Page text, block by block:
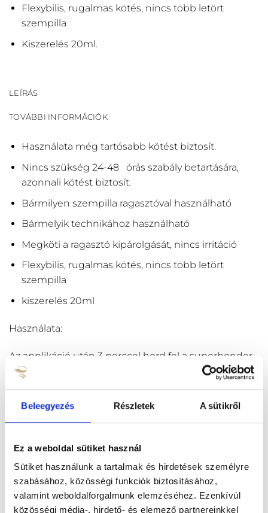
Beleegyezés Részletek A sütikről
Ez a weboldal sütiket használ
Sütiket használunk a tartalmak és hirdetések személyre
szabásához, közösségi funkciók biztosításához,
valamint weboldalforgalmunk elemzéséhez. Ezenkívül
közösségi média-, hirdető- és elemező partnereinkkel
Flexybilis, rugalmas kötés, nincs több letört
szempilla
Kiszerelés 20ml.
LEÍRÁS
TOVÁBBI INFORMÁCIÓK
Használata még tartósabb kötést biztosít.
Nincs szükség 24-48 órás szabály betartására,
azonnali kötést biztosít.
Bármilyen szempilla ragasztóval használható
Bármelyik technikához használható
Megköti a ragasztó kipárolgását, nincs irritáció
Flexybilis, rugalmas kötés, nincs több letört
szempilla
kiszerelés 20ml
Használata:
Az applikáció után 3 perccel hord fel a superbonder
folyadékot egy applikátor pálcával a szempilla
mennyiséget vidd fel, mert a túlzott mennyiséggel
Super Bonder kötést fixáló folyadék